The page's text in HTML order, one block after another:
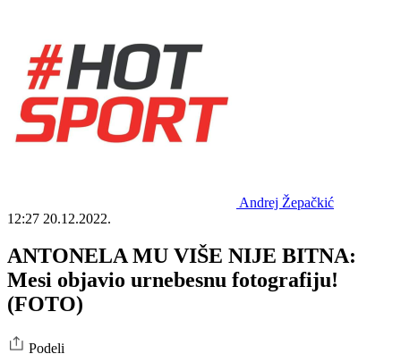
Andrej Žepačkić
12:27 20.12.2022.
ANTONELA MU VIŠE NIJE BITNA:
Mesi objavio urnebesnu fotografiju!
(FOTO)
Podeli